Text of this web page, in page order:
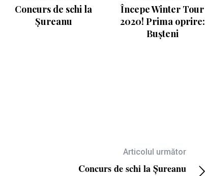
Concurs de schi la
Șureanu
Începe Winter Tour
2020! Prima oprire:
Bușteni
Articolul următor
Concurs de schi la Șureanu